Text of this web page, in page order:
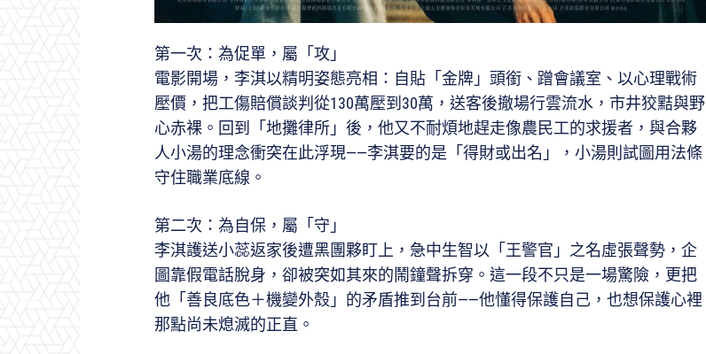
第一次：為促單，屬「攻」
電影開場，李淇以精明姿態亮相：自貼「金牌」頭銜、蹭會議室、以心理戰術
壓價，把工傷賠償談判從130萬壓到30萬，送客後撤場行雲流水，市井狡黠與野
心赤裸。回到「地攤律所」後，他又不耐煩地趕走像農民工的求援者，與合夥
人小湯的理念衝突在此浮現——李淇要的是「得財或出名」，小湯則試圖用法條
守住職業底線。
第二次：為自保，屬「守」
李淇護送小蕊返家後遭黑團夥盯上，急中生智以「王警官」之名虛張聲勢，企
圖靠假電話脫身，卻被突如其來的鬧鐘聲拆穿。這一段不只是一場驚險，更把
他「善良底色＋機變外殼」的矛盾推到台前——他懂得保護自己，也想保護心裡
那點尚未熄滅的正直。